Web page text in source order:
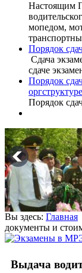
Настоящим
мопедом,
Порядок
Сдача
сдаче
Порядок
оргструктуре
Порядок
Вы здесь: Главная
документы и
Выдача